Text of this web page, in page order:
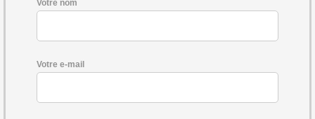
Votre nom
Votre e-mail